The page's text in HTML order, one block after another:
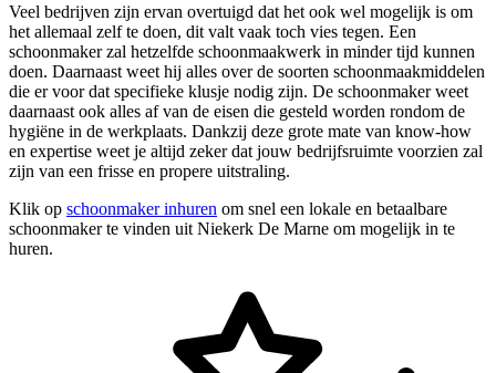
Veel bedrijven zijn ervan overtuigd dat het ook wel mogelijk is om
het allemaal zelf te doen, dit valt vaak toch vies tegen. Een
schoonmaker zal hetzelfde schoonmaakwerk in minder tijd kunnen
doen. Daarnaast weet hij alles over de soorten schoonmaakmiddelen
die er voor dat specifieke klusje nodig zijn. De schoonmaker weet
daarnaast ook alles af van de eisen die gesteld worden rondom de
hygiëne in de werkplaats. Dankzij deze grote mate van know-how
en expertise weet je altijd zeker dat jouw bedrijfsruimte voorzien zal
zijn van een frisse en propere uitstraling.
Klik op schoonmaker inhuren om snel een lokale en betaalbare
schoonmaker te vinden uit Niekerk De Marne om mogelijk in te
huren.